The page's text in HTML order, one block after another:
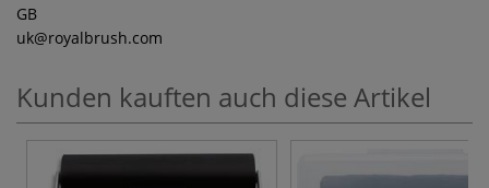
GB
uk@royalbrush.com
Kunden kauften auch diese Artikel